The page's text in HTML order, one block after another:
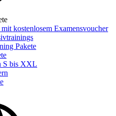
kostenlosem Examensvoucher
Pakete
S bis XXL